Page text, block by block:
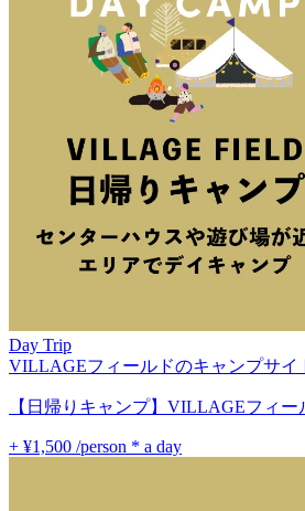
Day Trip
VILLAGEフィールドのキャンプサイ
【日帰りキャンプ】VILLAGEフィ
+ ¥1,500 /person * a day